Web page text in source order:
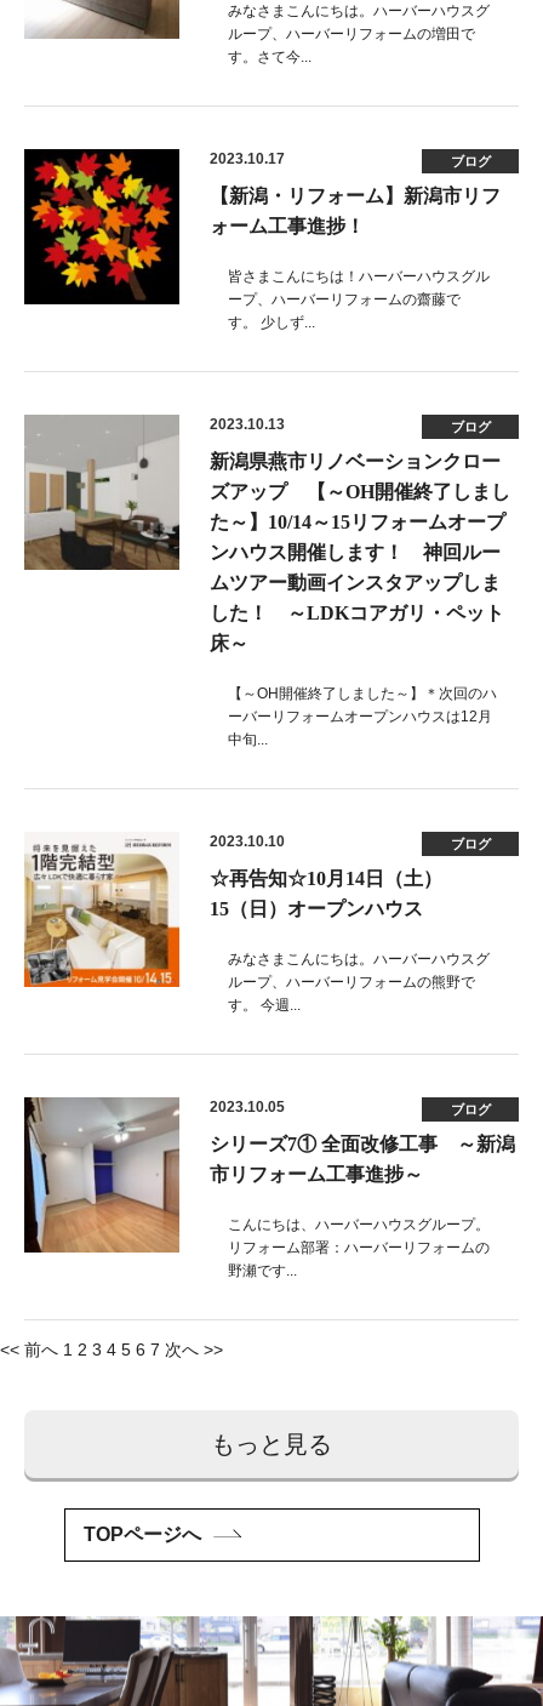
みなさまこんにちは。ハーバーハウスグ
ループ、ハーバーリフォームの増田で
す。さて今...
2023.10.17 ブログ
【新潟・リフォーム】新潟市リフ
ォーム工事進捗！
皆さまこんにちは！ハーバーハウスグル
ープ、ハーバーリフォームの齋藤で
す。 少しず...
2023.10.13 ブログ
新潟県燕市リノベーションクロー
ズアップ 【～OH開催終了しまし
た～】10/14～15リフォームオープ
ンハウス開催します！ 神回ルー
ムツアー動画インスタアップしま
した！ ～LDKコアガリ・ペット
床～
【～OH開催終了しました～】＊次回のハ
ーバーリフォームオープンハウスは12月
中旬...
2023.10.10 ブログ
☆再告知☆10月14日（土）
15（日）オープンハウス
みなさまこんにちは。ハーバーハウスグ
ループ、ハーバーリフォームの熊野で
す。 今週...
2023.10.05 ブログ
シリーズ7① 全面改修工事 ～新潟
市リフォーム工事進捗～
こんにちは、ハーバーハウスグループ。
リフォーム部署：ハーバーリフォームの
野瀬です...
投
シ
ョ
<< 前へ 1 2 3 4 5 6 7 次へ >>
もっと見る
TOPページへ